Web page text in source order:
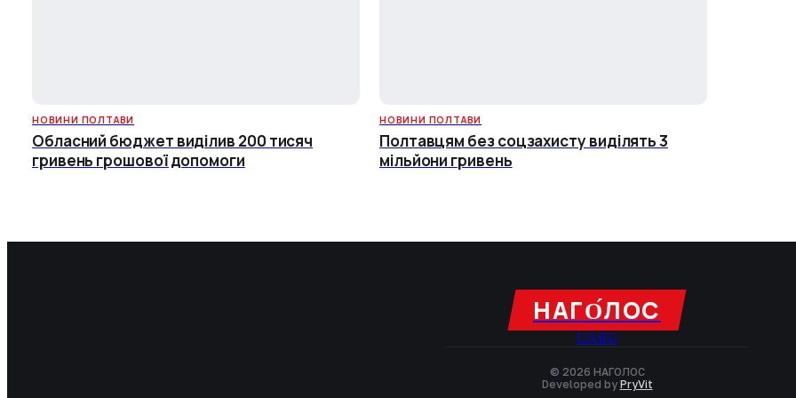
НОВИНИ ПОЛТАВИ
Обласний бюджет виділив 200 тисяч
гривень грошової допомоги
НОВИНИ ПОЛТАВИ
Полтавцям без соцзахисту виділять 3
мільйони гривень
НАГО́ЛОC
UARU
© 2026 НАГОЛОC
Developed by PryVit